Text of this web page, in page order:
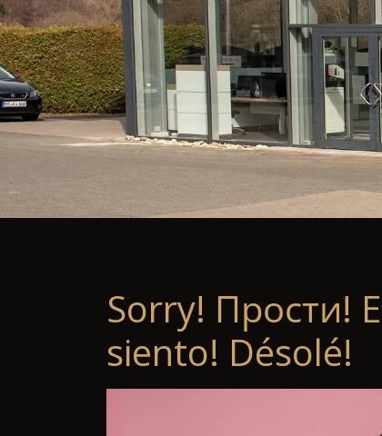
Sorry! Прости!
siento! Désolé!